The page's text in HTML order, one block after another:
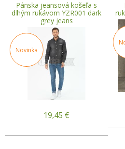
Pánska jeansová košeľa s
dlhým rukávom YZR001 dark
grey jeans
Novinka
19,45 €